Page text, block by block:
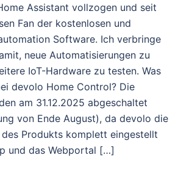
Assistant vollzogen und seit
Fan der kostenlosen und
Software. Ich verbringe
neue Automatisierungen zu
IoT-Hardware zu testen. Was
devolo Home Control? Die
am 31.12.2025 abgeschaltet
von Ende August), da devolo die
Produkts komplett eingestellt
und das Webportal […]